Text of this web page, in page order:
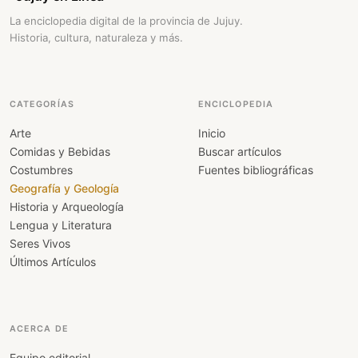
La enciclopedia digital de la provincia de Jujuy.
Historia, cultura, naturaleza y más.
CATEGORÍAS
Arte
Comidas y Bebidas
Costumbres
Geografía y Geología
Historia y Arqueología
Lengua y Literatura
Seres Vivos
Últimos Artículos
ENCICLOPEDIA
Inicio
Buscar artículos
Fuentes bibliográficas
ACERCA DE